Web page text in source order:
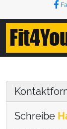
Schreibe